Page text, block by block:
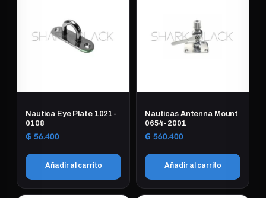
Nautica Eye Plate 1021-
0108
₲ 56.400
Añadir al carrito
Nauticas Antenna Mount
0654-2001
₲ 560.400
Añadir al carrito